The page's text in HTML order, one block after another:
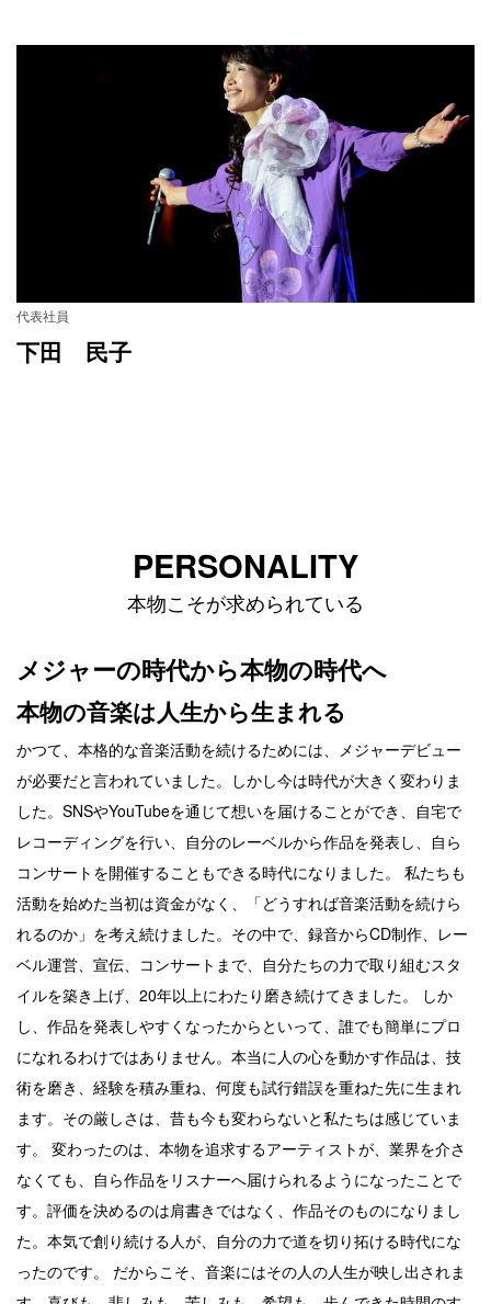
代表社員
下田 民子
PERSONALITY
本物こそが求められている
メジャーの時代から本物の時代へ
本物の音楽は人生から生まれる
かつて、本格的な音楽活動を続けるためには、メジャーデビュー
が必要だと言われていました。しかし今は時代が大きく変わりま
した。SNSやYouTubeを通じて想いを届けることができ、自宅で
レコーディングを行い、自分のレーベルから作品を発表し、自ら
コンサートを開催することもできる時代になりました。
私たちも
活動を始めた当初は資金がなく、「どうすれば音楽活動を続けら
れるのか」を考え続けました。その中で、録音からCD制作、レー
ベル運営、宣伝、コンサートまで、自分たちの力で取り組むスタ
イルを築き上げ、20年以上にわたり磨き続けてきました。
しか
し、作品を発表しやすくなったからといって、誰でも簡単にプロ
になれるわけではありません。本当に人の心を動かす作品は、技
術を磨き、経験を積み重ね、何度も試行錯誤を重ねた先に生まれ
ます。その厳しさは、昔も今も変わらないと私たちは感じていま
す。
変わったのは、本物を追求するアーティストが、業界を介さ
なくても、自ら作品をリスナーへ届けられるようになったことで
す。評価を決めるのは肩書きではなく、作品そのものになりまし
た。本気で創り続ける人が、自分の力で道を切り拓ける時代にな
ったのです。
だからこそ、音楽にはその人の人生が映し出されま